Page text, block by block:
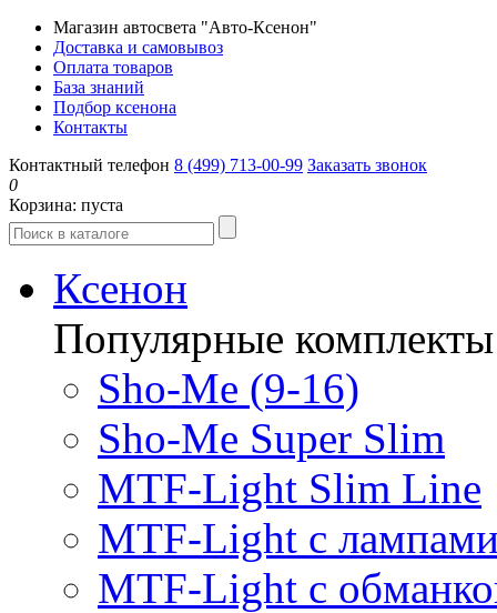
Магазин автосвета "Авто-Ксенон"
Доставка и самовывоз
Оплата товаров
База знаний
Подбор ксенона
Контакты
Контактный телефон 8 (499) 713-00-99 Заказать звонок
0
Корзина: пуста
Ксенон
Популярные комплекты
Sho-Me (9-16)
Sho-Me Super Slim
MTF-Light Slim Line
MTF-Light с
MTF-Light с